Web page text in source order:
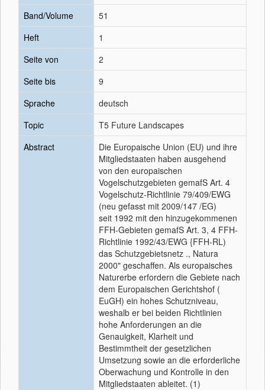
Band/Volume
51
Heft
1
Seite von
2
Seite bis
9
Sprache
deutsch
Topic
T5 Future Landscapes
Abstract
Die Europaische Union (EU) und ihre
Mitgliedstaaten haben ausgehend
von den europaischen
Vogelschutzgebieten gemafS Art. 4
Vogelschutz-Richtlinie 79/409/EWG
(neu gefasst mit 2009/147 /EG)
seit 1992 mit den hinzugekommenen
FFH-Gebieten gemafS Art. 3, 4 FFH-
Richtlinie 1992/43/EWG {FFH-RL)
das Schutzgebietsnetz ., Natura
2000" geschaffen. Als europaisches
Naturerbe erfordern die Gebiete nach
dem Europaischen Gerichtshof (
EuGH) ein hohes Schutzniveau,
weshalb er bei beiden Richtlinien
hohe Anforderungen an die
Genauigkeit, Klarheit und
Bestimmtheit der gesetzlichen
Umsetzung sowie an die erforderliche
Oberwachung und Kontrolle in den
Mitgliedstaaten ableitet. (1)